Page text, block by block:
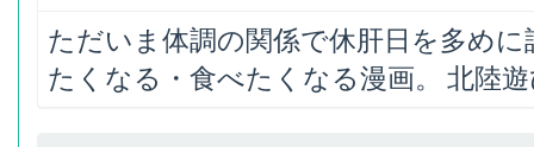
ただいま体調の関係で休肝日を多め
たくなる・食べたくなる漫画。 北陸